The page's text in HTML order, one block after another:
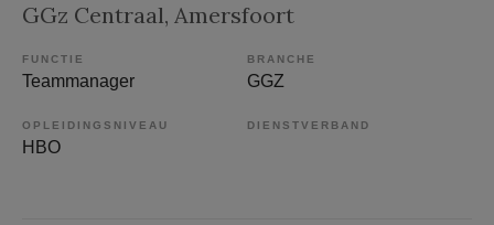
GGz Centraal, Amersfoort
FUNCTIE
Teammanager
BRANCHE
GGZ
OPLEIDINGSNIVEAU
HBO
DIENSTVERBAND